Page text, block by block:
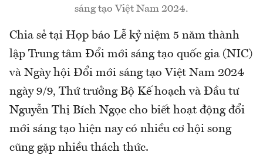
sáng tạo Việt Nam 2024.
Chia sẻ tại Họp báo Lễ kỷ niệm 5 năm thành
lập Trung tâm Đổi mới sáng tạo quốc gia (NIC)
và Ngày hội Đổi mới sáng tạo Việt Nam 2024
ngày 9/9, Thứ trưởng Bộ Kế hoạch và Đầu tư
Nguyễn Thị Bích Ngọc cho biết hoạt động đổi
mới sáng tạo hiện nay có nhiều cơ hội song
cũng gặp nhiều thách thức.